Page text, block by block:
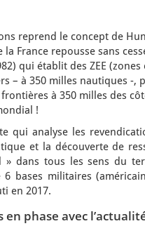
reprend le concept de
France repousse sans
qui établit des ZEE
– à 350 milles nautiques -,
à 350 milles des
!
qui analyse les
et la découverte de
» dans tous les sens du
bases militaires
en 2017.
phase avec